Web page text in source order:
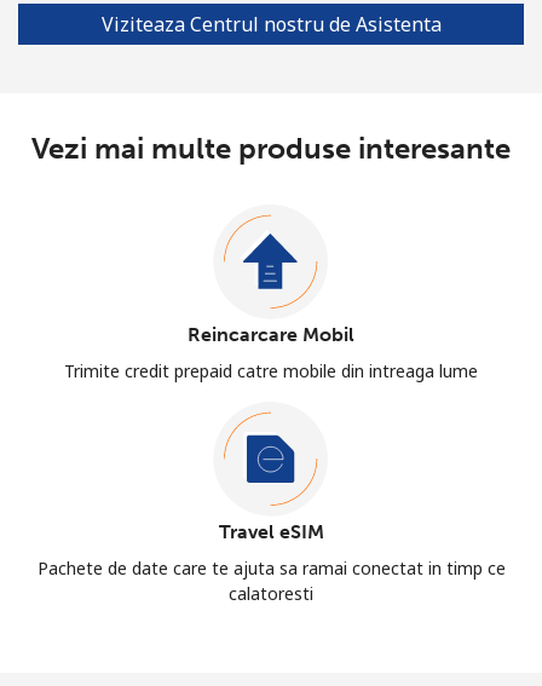
Viziteaza Centrul nostru de Asistenta
Vezi mai multe produse interesante
Reincarcare Mobil
Trimite credit prepaid catre mobile din intreaga lume
Travel eSIM
Pachete de date care te ajuta sa ramai conectat in timp ce
calatoresti